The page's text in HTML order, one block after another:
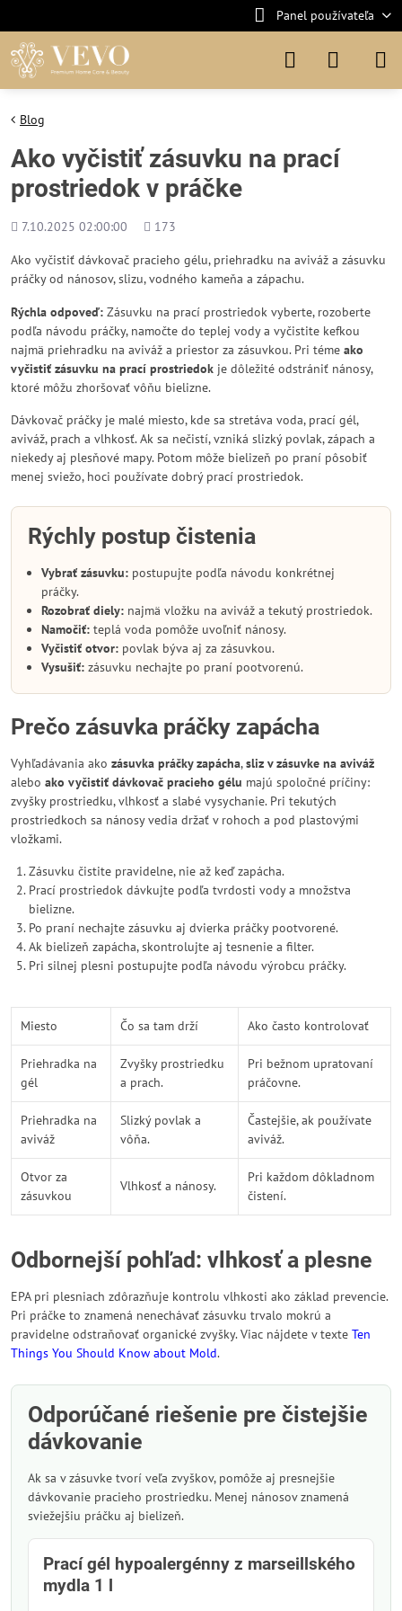
Panel používateľa
Blog
Ako vyčistiť zásuvku na prací
prostriedok v práčke
Pridané
7.10.2025 02:00:00
Počet
173
Ako vyčistiť dávkovač pracieho gélu, priehradku na aviváž a zásuvku
práčky od nánosov, slizu, vodného kameňa a zápachu.
Rýchla odpoveď: Zásuvku na prací prostriedok vyberte, rozoberte
podľa návodu práčky, namočte do teplej vody a vyčistite kefkou
najmä priehradku na aviváž a priestor za zásuvkou. Pri téme ako
vyčistiť zásuvku na prací prostriedok je dôležité odstrániť nánosy,
ktoré môžu zhoršovať vôňu bielizne.
Dávkovač práčky je malé miesto, kde sa stretáva voda, prací gél,
aviváž, prach a vlhkosť. Ak sa nečistí, vzniká slizký povlak, zápach a
niekedy aj plesňové mapy. Potom môže bielizeň po praní pôsobiť
menej sviežo, hoci používate dobrý prací prostriedok.
Rýchly postup čistenia
Vybrať zásuvku: postupujte podľa návodu konkrétnej
práčky.
Rozobrať diely: najmä vložku na aviváž a tekutý prostriedok.
Namočiť: teplá voda pomôže uvoľniť nánosy.
Vyčistiť otvor: povlak býva aj za zásuvkou.
Vysušiť: zásuvku nechajte po praní pootvorenú.
Prečo zásuvka práčky zapácha
Vyhľadávania ako zásuvka práčky zapácha,sliz v zásuvke na aviváž
alebo ako vyčistiť dávkovač pracieho gélu majú spoločné príčiny:
zvyšky prostriedku, vlhkosť a slabé vysychanie. Pri tekutých
prostriedkoch sa nánosy vedia držať v rohoch a pod plastovými
vložkami.
Zásuvku čistite pravidelne, nie až keď zapácha.
Prací prostriedok dávkujte podľa tvrdosti vody a množstva
bielizne.
Po praní nechajte zásuvku aj dvierka práčky pootvorené.
Ak bielizeň zapácha, skontrolujte aj tesnenie a filter.
Pri silnej plesni postupujte podľa návodu výrobcu práčky.
Miesto Čo sa tam drží Ako často kontrolovať
Priehradka na
gél
Zvyšky prostriedku
a prach.
Pri bežnom upratovaní
práčovne.
Priehradka na
aviváž
Slizký povlak a
vôňa.
Častejšie, ak používate
aviváž.
Otvor za
zásuvkou
Vlhkosť a nánosy.
Pri každom dôkladnom
čistení.
Odbornejší pohľad: vlhkosť a plesne
EPA pri plesniach zdôrazňuje kontrolu vlhkosti ako základ prevencie.
Pri práčke to znamená nenechávať zásuvku trvalo mokrú a
pravidelne odstraňovať organické zvyšky. Viac nájdete v texte Ten
Things You Should Know about Mold.
Odporúčané riešenie pre čistejšie
dávkovanie
Ak sa v zásuvke tvorí veľa zvyškov, pomôže aj presnejšie
dávkovanie pracieho prostriedku. Menej nánosov znamená
sviežejšiu práčku aj bielizeň.
Prací gél hypoalergénny z marseillského
mydla 1 l